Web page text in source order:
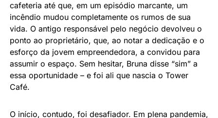
cafeteria até que, em um episódio marcante, um
incêndio mudou completamente os rumos de sua
vida. O antigo responsável pelo negócio devolveu o
ponto ao proprietário, que, ao notar a dedicação e o
esforço da jovem empreendedora, a convidou para
assumir o espaço. Sem hesitar, Bruna disse “sim” a
essa oportunidade – e foi ali que nascia o Tower
Café.
O início, contudo, foi desafiador. Em plena pandemia,